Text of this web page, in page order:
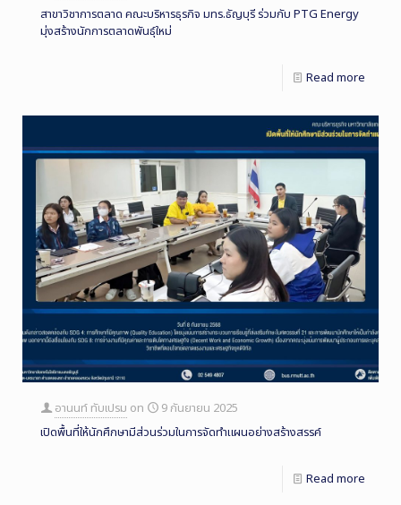
สาขาวิชาการตลาด คณะบริหารธุรกิจ มทร.ธัญบุรี ร่วมกับ PTG Energy
มุ่งสร้างนักการตลาดพันธุ์ใหม่
Read more
อานนท์ ทับเปรม on
9 กันยายน 2025
เปิดพื้นที่ให้นักศึกษามีส่วนร่วมในการจัดทำแผนอย่างสร้างสรรค์
Read more